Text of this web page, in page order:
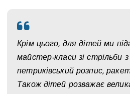
Крім цього, для дітей ми
майстер-класи зі стрільби
петриківський розпис,
Також дітей розважає